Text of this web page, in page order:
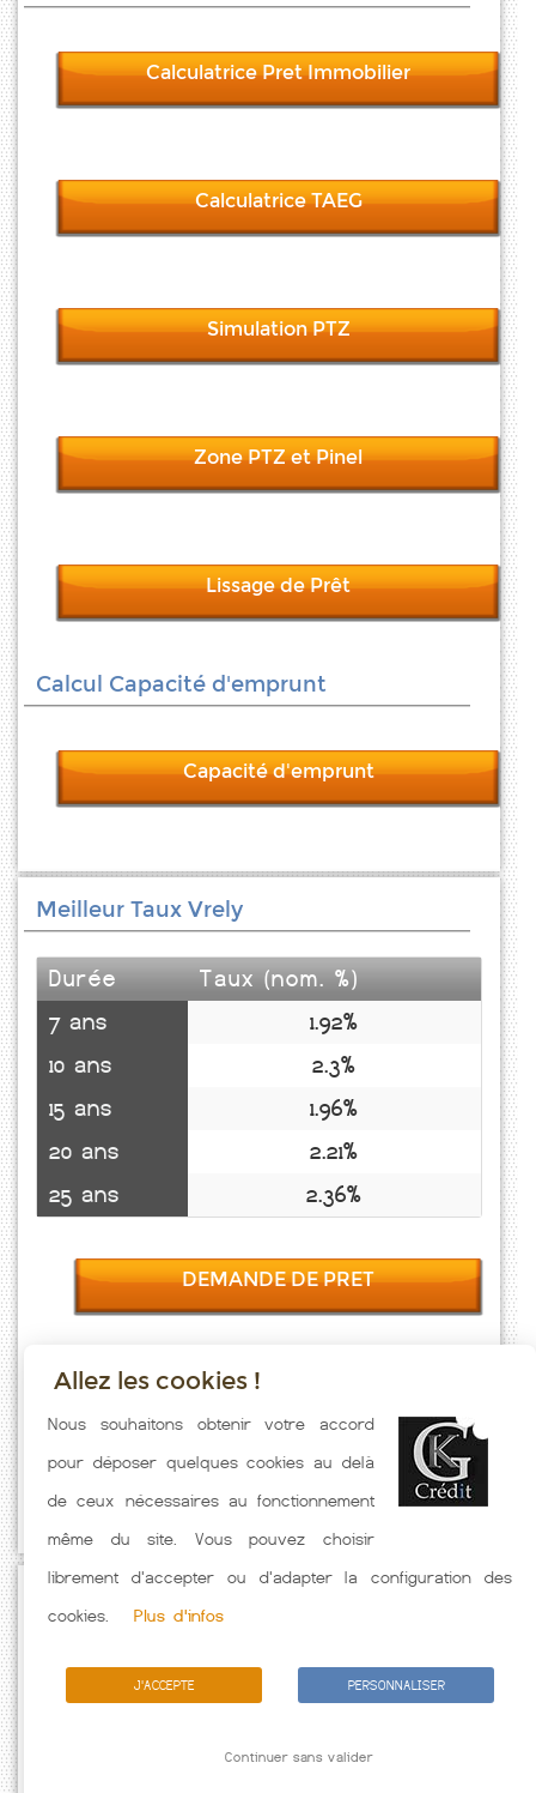
Calculatrice Pret Immobilier
Calculatrice TAEG
Simulation PTZ
Zone PTZ et Pinel
Lissage de Prêt
Calcul Capacité d'emprunt
Capacité d'emprunt
Meilleur Taux Vrely
Durée
Taux (nom. %)
7 ans
1.92%
10 ans
2.3%
15 ans
1.96%
20 ans
2.21%
25 ans
2.36%
DEMANDE DE PRET
Taux emprunt actualisés (Vrely) toutes les semaines. Taux Immobilier
pratiqués par nos partenaires bancaires. Meilleur Taux hors
assurance. Taux crédit immobilier indicatif fonction des
caractéristiques de l'emprunteur.
Allez les cookies !
Nous souhaitons obtenir votre accord
pour déposer quelques cookies au delà
de ceux nécessaires au fonctionnement
même du site. Vous pouvez choisir
librement d'accepter ou d'adapter la configuration des
cookies.
Plus d'infos
J'ACCEPTE PERSONNALISER
Continuer sans valider